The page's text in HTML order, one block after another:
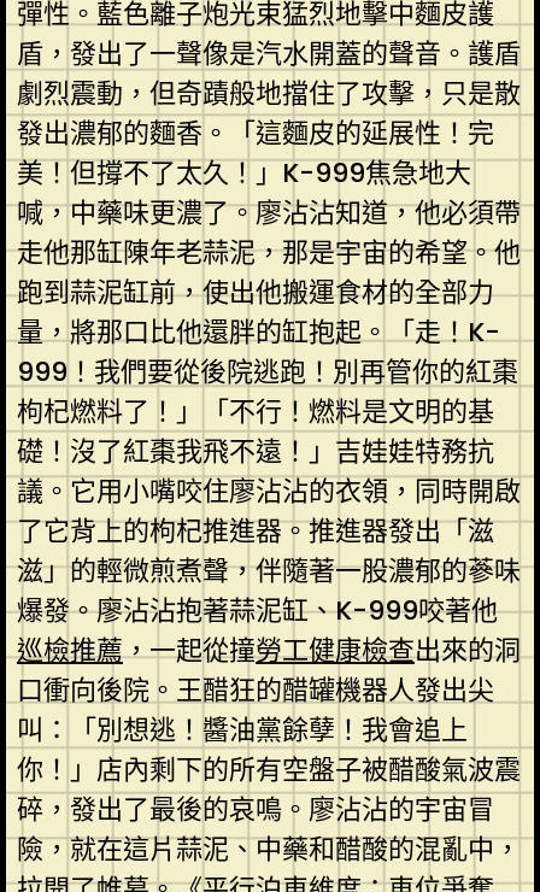
彈性。藍色離子炮光束猛烈地擊中麵皮護
盾，發出了一聲像是汽水開蓋的聲音。護盾
劇烈震動，但奇蹟般地擋住了攻擊，只是散
發出濃郁的麵香。「這麵皮的延展性！完
美！但撐不了太久！」K-999焦急地大
喊，中藥味更濃了。廖沾沾知道，他必須帶
走他那缸陳年老蒜泥，那是宇宙的希望。他
跑到蒜泥缸前，使出他搬運食材的全部力
量，將那口比他還胖的缸抱起。「走！K-
999！我們要從後院逃跑！別再管你的紅棗
枸杞燃料了！」「不行！燃料是文明的基
礎！沒了紅棗我飛不遠！」吉娃娃特務抗
議。它用小嘴咬住廖沾沾的衣領，同時開啟
了它背上的枸杞推進器。推進器發出「滋
滋」的輕微煎煮聲，伴隨著一股濃郁的蔘味
爆發。廖沾沾抱著蒜泥缸、K-999咬著他
巡檢推薦，一起從撞勞工健康檢查出來的洞
口衝向後院。王醋狂的醋罐機器人發出尖
叫：「別想逃！醬油黨餘孽！我會追上
你！」店內剩下的所有空盤子被醋酸氣波震
碎，發出了最後的哀鳴。廖沾沾的宇宙冒
險，就在這片蒜泥、中藥和醋酸的混亂中，